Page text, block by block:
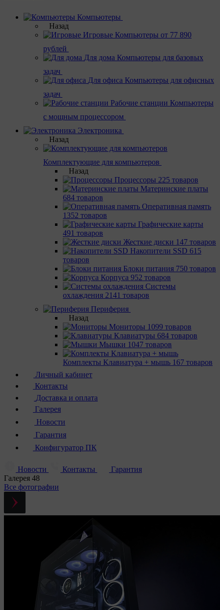
Компьютеры
Назад
Игровые Компьютеры от 77 890
рублей
Для дома Компьютеры для базовых
задач
Для офиса Компьютеры для офисных
задач
Рабочие станции Компьютеры
с мощным процессором
Электроника
Назад
Комплектующие для компьютеров
Назад
Процессоры 225 товаров
Материнcкие платы
684 товаров
Оперативная память
1352 товаров
Графические карты
491 товаров
Жесткие диски 147 товаров
Накопители SSD 615
товаров
Блоки питания 750 товаров
Корпуса 952 товаров
Системы
охлаждения 2141 товаров
Периферия
Назад
Мониторы 1099 товаров
Клавиатуры 684 товаров
Мышки 1047 товаров
Комплекты Клавиатура + мышь 167 товаров
Личный кабинет
Контакты
Доставка и оплата
Галерея
Новости
Гарантия
Конфигуратор ПК
Новости Контакты
Гарантия
Галерея 48
Все фотографии